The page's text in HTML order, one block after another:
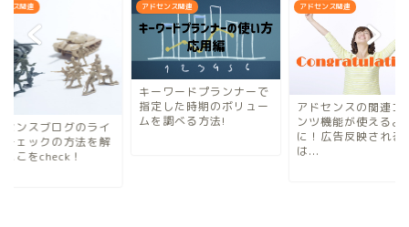
ンス関連
センスブログのライ
チェックの方法を解
こをcheck！
アドセンス関連
キーワードプランナーで
指定した時期のボリュー
ムを調べる方法!
アドセンス関連
アドセンスの関連コ
ンツ機能が使えるよ
に！広告反映される
は...